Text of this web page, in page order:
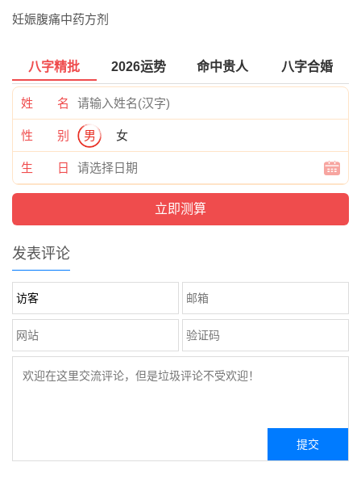
妊娠腹痛中药方剂
八字精批 2026运势 命中贵人 八字合婚
姓 名
性 别 男 女
生 日
发表评论